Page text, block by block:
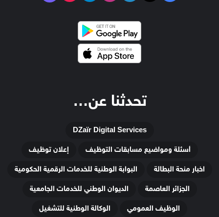
تحدثنا عن…
DZaïr Digital Services
أسئلة ومواضيع مسابقات التوظيف
إعلان توظيف
اخبار منحة البطالة
البوابة الوطنية للخدمات الرقمية الحكومية
الجزائر العاصمة
الديوان الوطني للخدمات الجامعية
الوظيف العمومي
الوكالة الوطنية للتشغيل